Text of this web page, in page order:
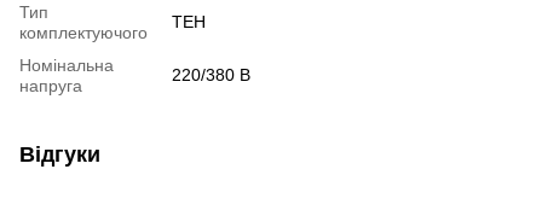
Тип
комплектуючого
ТЕН
Номінальна
напруга
220/380 В
Відгуки